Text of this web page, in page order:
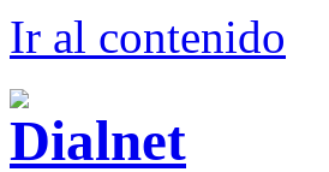
Ir al contenido